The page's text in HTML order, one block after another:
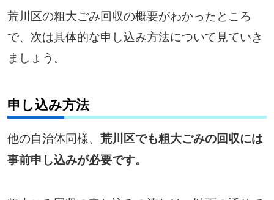
荒川区の粗大ごみ回収の概要がわかったところ
で、次は具体的な申し込み方法について見ていき
ましょう。
申し込み方法
他の自治体同様、 荒川区でも粗大ごみの回収には
事前申し込みが必要です。